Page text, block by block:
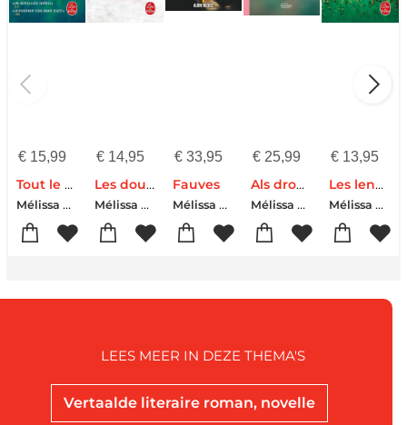
€15,99
Tout le bleu du ciel
Mélissa Da Costa
€14,95
Les douleurs fantômes
Mélissa Da Costa
€ 33,95
Fauves
Mélissa Da Costa
€ 25,99
Als dromen fluisteren
Mélissa Da Costa
€ 13,95
Les lendemains
Mélissa Da Costa
Vertaalde literaire roman, novelle
LEES MEER IN DEZE THEMA'S